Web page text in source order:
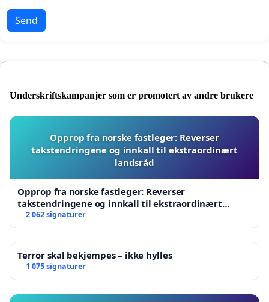
Send
Underskriftskampanjer som er promotert av andre brukere
Opprop fra norske fastleger: Reverser
takstendringene og innkall til ekstraordinært
landsråd
Opprop fra norske fastleger: Reverser
takstendringene og innkall til ekstraordinært
landsråd
2 062 signaturer
Terror skal bekjempes – ikke hylles
1 075 signaturer